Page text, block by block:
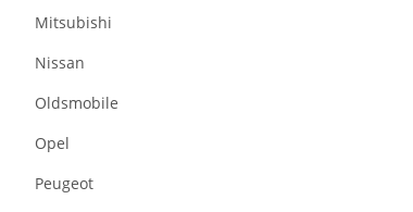
Mitsubishi
Nissan
Oldsmobile
Opel
Peugeot